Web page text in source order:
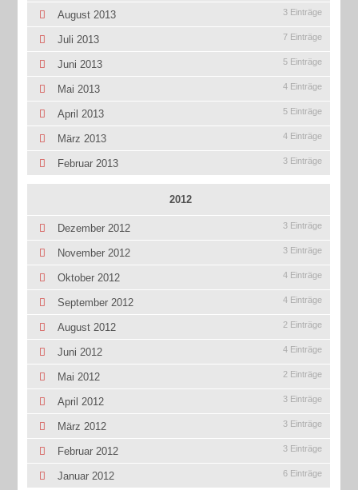
August 2013 3 Einträge
Juli 2013 7 Einträge
Juni 2013 5 Einträge
Mai 2013 4 Einträge
April 2013 5 Einträge
März 2013 4 Einträge
Februar 2013 3 Einträge
2012
Dezember 2012 3 Einträge
November 2012 3 Einträge
Oktober 2012 4 Einträge
September 2012 4 Einträge
August 2012 2 Einträge
Juni 2012 4 Einträge
Mai 2012 2 Einträge
April 2012 3 Einträge
März 2012 3 Einträge
Februar 2012 3 Einträge
Januar 2012 6 Einträge